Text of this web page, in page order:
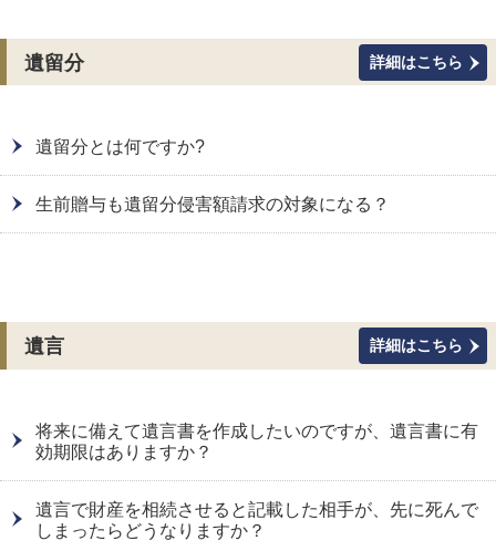
遺留分 詳細はこちら
遺留分とは何ですか?
生前贈与も遺留分侵害額請求の対象になる？
遺言 詳細はこちら
将来に備えて遺言書を作成したいのですが、遺言書に有
効期限はありますか？
遺言で財産を相続させると記載した相手が、先に死んで
しまったらどうなりますか？